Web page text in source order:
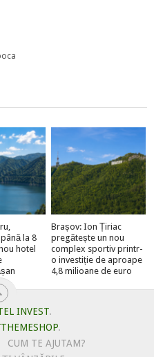
la 8
hotel
Brașov: Ion Țiriac
pregătește un nou
complex sportiv printr-
o investiție de aproape
4,8 milioane de euro
INVEST.
.
CUM TE AJUTAM?